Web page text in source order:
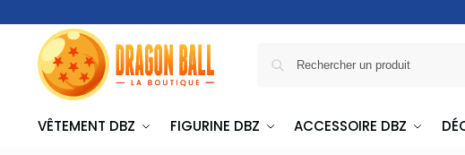
VÊTEMENT DBZ FIGURINE DBZ ACCESSOIRE DBZ